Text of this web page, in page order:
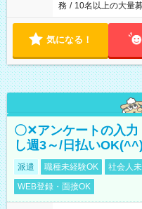
務 / 10名以上の大量
気になる！
〇✕アンケートの入
し週3～/日払い
派遣 職種未経験OK 社会人
WEB登録・面接OK